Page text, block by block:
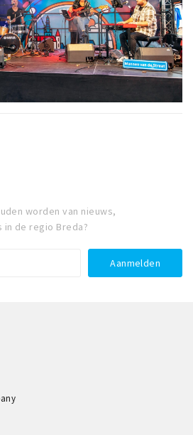
worden van nieuws,
de regio Breda?